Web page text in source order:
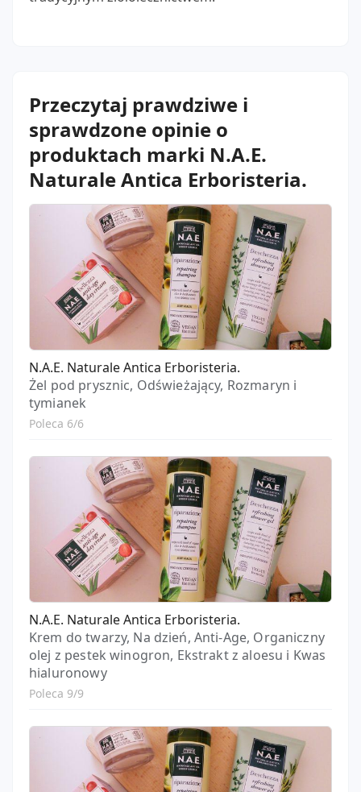
Przeczytaj prawdziwe i
sprawdzone opinie o
produktach marki N.A.E.
Naturale Antica Erboristeria.
N.A.E. Naturale Antica Erboristeria.
Żel pod prysznic, Odświeżający, Rozmaryn i
tymianek
Poleca 6/6
N.A.E. Naturale Antica Erboristeria.
Krem do twarzy, Na dzień, Anti-Age, Organiczny
olej z pestek winogron, Ekstrakt z aloesu i Kwas
hialuronowy
Poleca 9/9